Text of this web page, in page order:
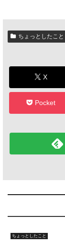
c
e
b
o
k
tt
er
ちょっとしたこと
X
Pocket
ちょっとしたこと